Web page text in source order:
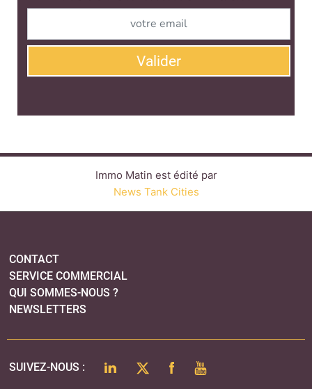
QUI SOMMES-NOUS ?
LINKEDINTWITTERFACEBOOK
YOUTUBE
MENTIONS LÉGALES
POLITIQUE DE CONFIDENTIALITÉ
COOKIES